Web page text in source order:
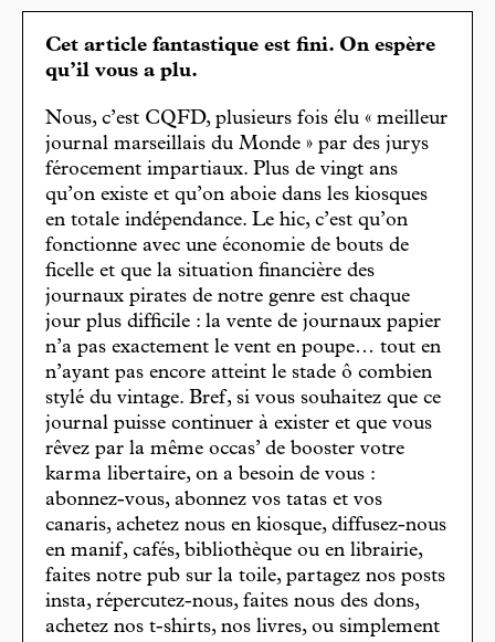
Cet article fantastique est fini. On espère
qu’il vous a plu.
Nous, c’est CQFD, plusieurs fois élu « meilleur
journal marseillais du Monde » par des jurys
férocement impartiaux. Plus de vingt ans
qu’on existe et qu’on aboie dans les kiosques
en totale indépendance. Le hic, c’est qu’on
fonctionne avec une économie de bouts de
ficelle et que la situation financière des
journaux pirates de notre genre est chaque
jour plus difficile : la vente de journaux papier
n’a pas exactement le vent en poupe… tout en
n’ayant pas encore atteint le stade ô combien
stylé du vintage. Bref, si vous souhaitez que ce
journal puisse continuer à exister et que vous
rêvez par la même occas’ de booster votre
karma libertaire, on a besoin de vous :
abonnez-vous, abonnez vos tatas et vos
canaris, achetez nous en kiosque, diffusez-nous
en manif, cafés, bibliothèque ou en librairie,
faites notre pub sur la toile, partagez nos posts
insta, répercutez-nous, faites nous des dons,
achetez nos t-shirts, nos livres, ou simplement